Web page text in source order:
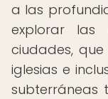
a las
explorar las
ciudades, que
iglesias e
subterráneas